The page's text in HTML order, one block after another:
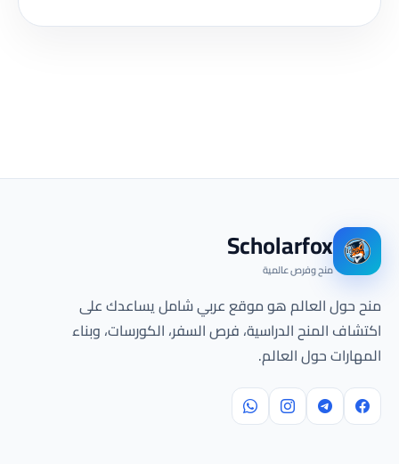
Scholarfox
منح وفرص عالمية
منح حول العالم هو موقع عربي شامل يساعدك على
اكتشاف المنح الدراسية، فرص السفر، الكورسات، وبناء
المهارات حول العالم.